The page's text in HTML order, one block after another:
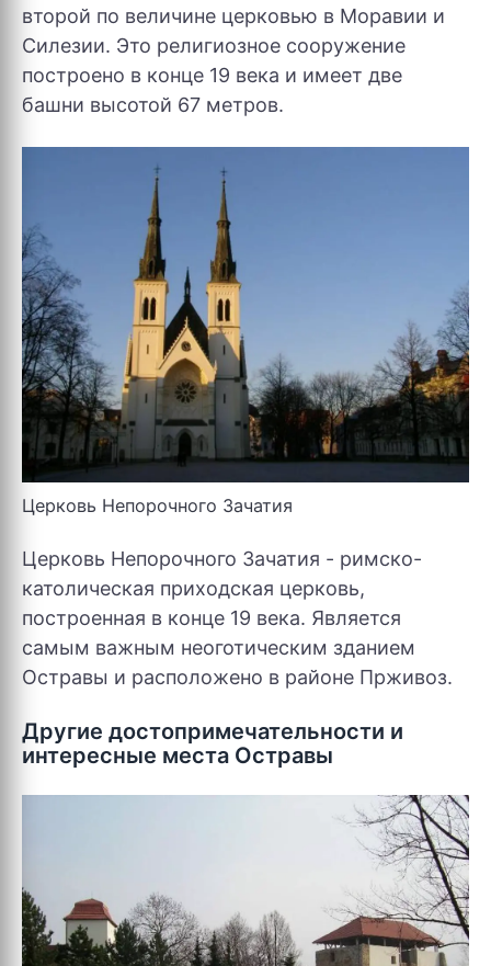
второй по величине церковью в Моравии и
Силезии. Это религиозное сооружение
построено в конце 19 века и имеет две
башни высотой 67 метров.
Церковь Непорочного Зачатия
Церковь Непорочного Зачатия - римско-
католическая приходская церковь,
построенная в конце 19 века. Является
самым важным неоготическим зданием
Остравы и расположено в районе Прживоз.
Другие достопримечательности и
интересные места Остравы